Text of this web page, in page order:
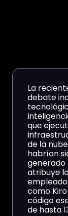
La
debate
que
de la
habrían
generado
atribuye
como
código
de hasta